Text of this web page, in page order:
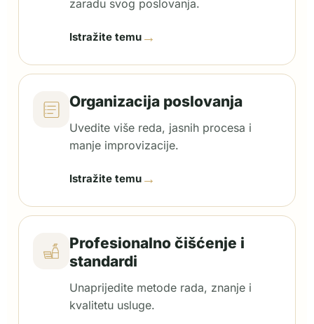
zaradu svog poslovanja.
Istražite temu →
Organizacija poslovanja
Uvedite više reda, jasnih procesa i
manje improvizacije.
Istražite temu →
Profesionalno čišćenje i
standardi
Unaprijedite metode rada, znanje i
kvalitetu usluge.